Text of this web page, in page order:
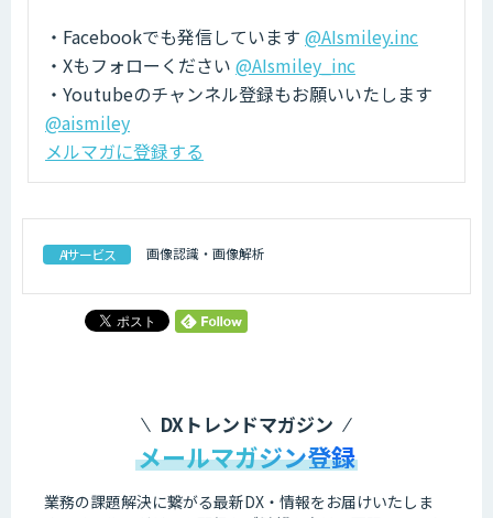
・Facebookでも発信しています @AIsmiley.inc
・Xもフォローください @AIsmiley_inc
・Youtubeのチャンネル登録もお願いいたします
@aismiley
メルマガに登録する
AIサービス 画像認識・画像解析
DXトレンドマガジン
メールマガジン登録
業務の課題解決に繋がる最新DX・情報をお届けいたしま